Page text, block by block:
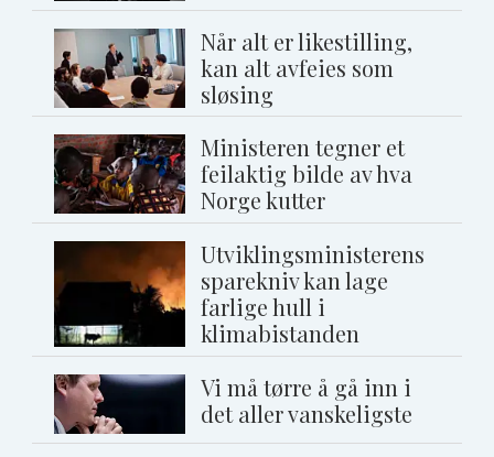
Når alt er likestilling,
kan alt avfeies som
sløsing
Ministeren tegner et
feilaktig bilde av hva
Norge kutter
Utviklingsministerens
sparekniv kan lage
farlige hull i
klimabistanden
Vi må tørre å gå inn i
det aller vanskeligste